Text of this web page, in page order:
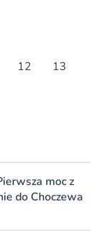
12
13
moc z
do Choczewa